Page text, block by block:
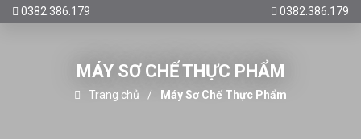
0382.386.179 0382.386.179
MÁY SƠ CHẾ THỰC PHẨM
Trang chủ Máy Sơ Chế Thực Phẩm